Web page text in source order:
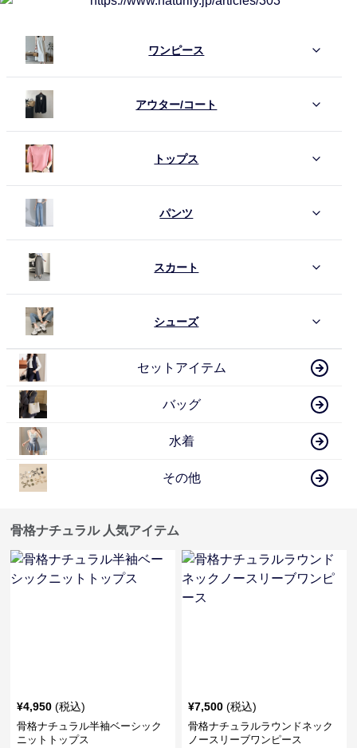
ワンピース
アウター/コート
トップス
パンツ
スカート
シューズ
セットアイテム
バッグ
水着
その他
骨格ナチュラル 人気アイテム
¥4,950 (税込)
骨格ナチュラル半袖ベーシック
ニットトップス
¥7,500 (税込)
骨格ナチュラルラウンドネック
ノースリーブワンピース